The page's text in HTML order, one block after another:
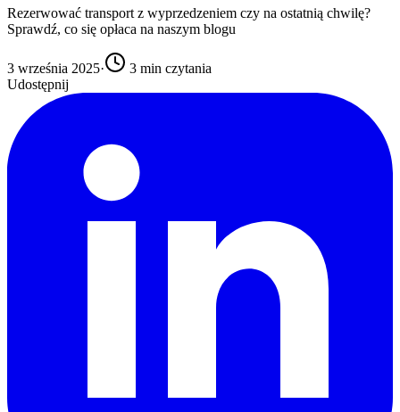
Rezerwować transport z wyprzedzeniem czy na ostatnią chwilę?
Sprawdź, co się opłaca na naszym blogu
3 września 2025· 3 min czytania
Udostępnij